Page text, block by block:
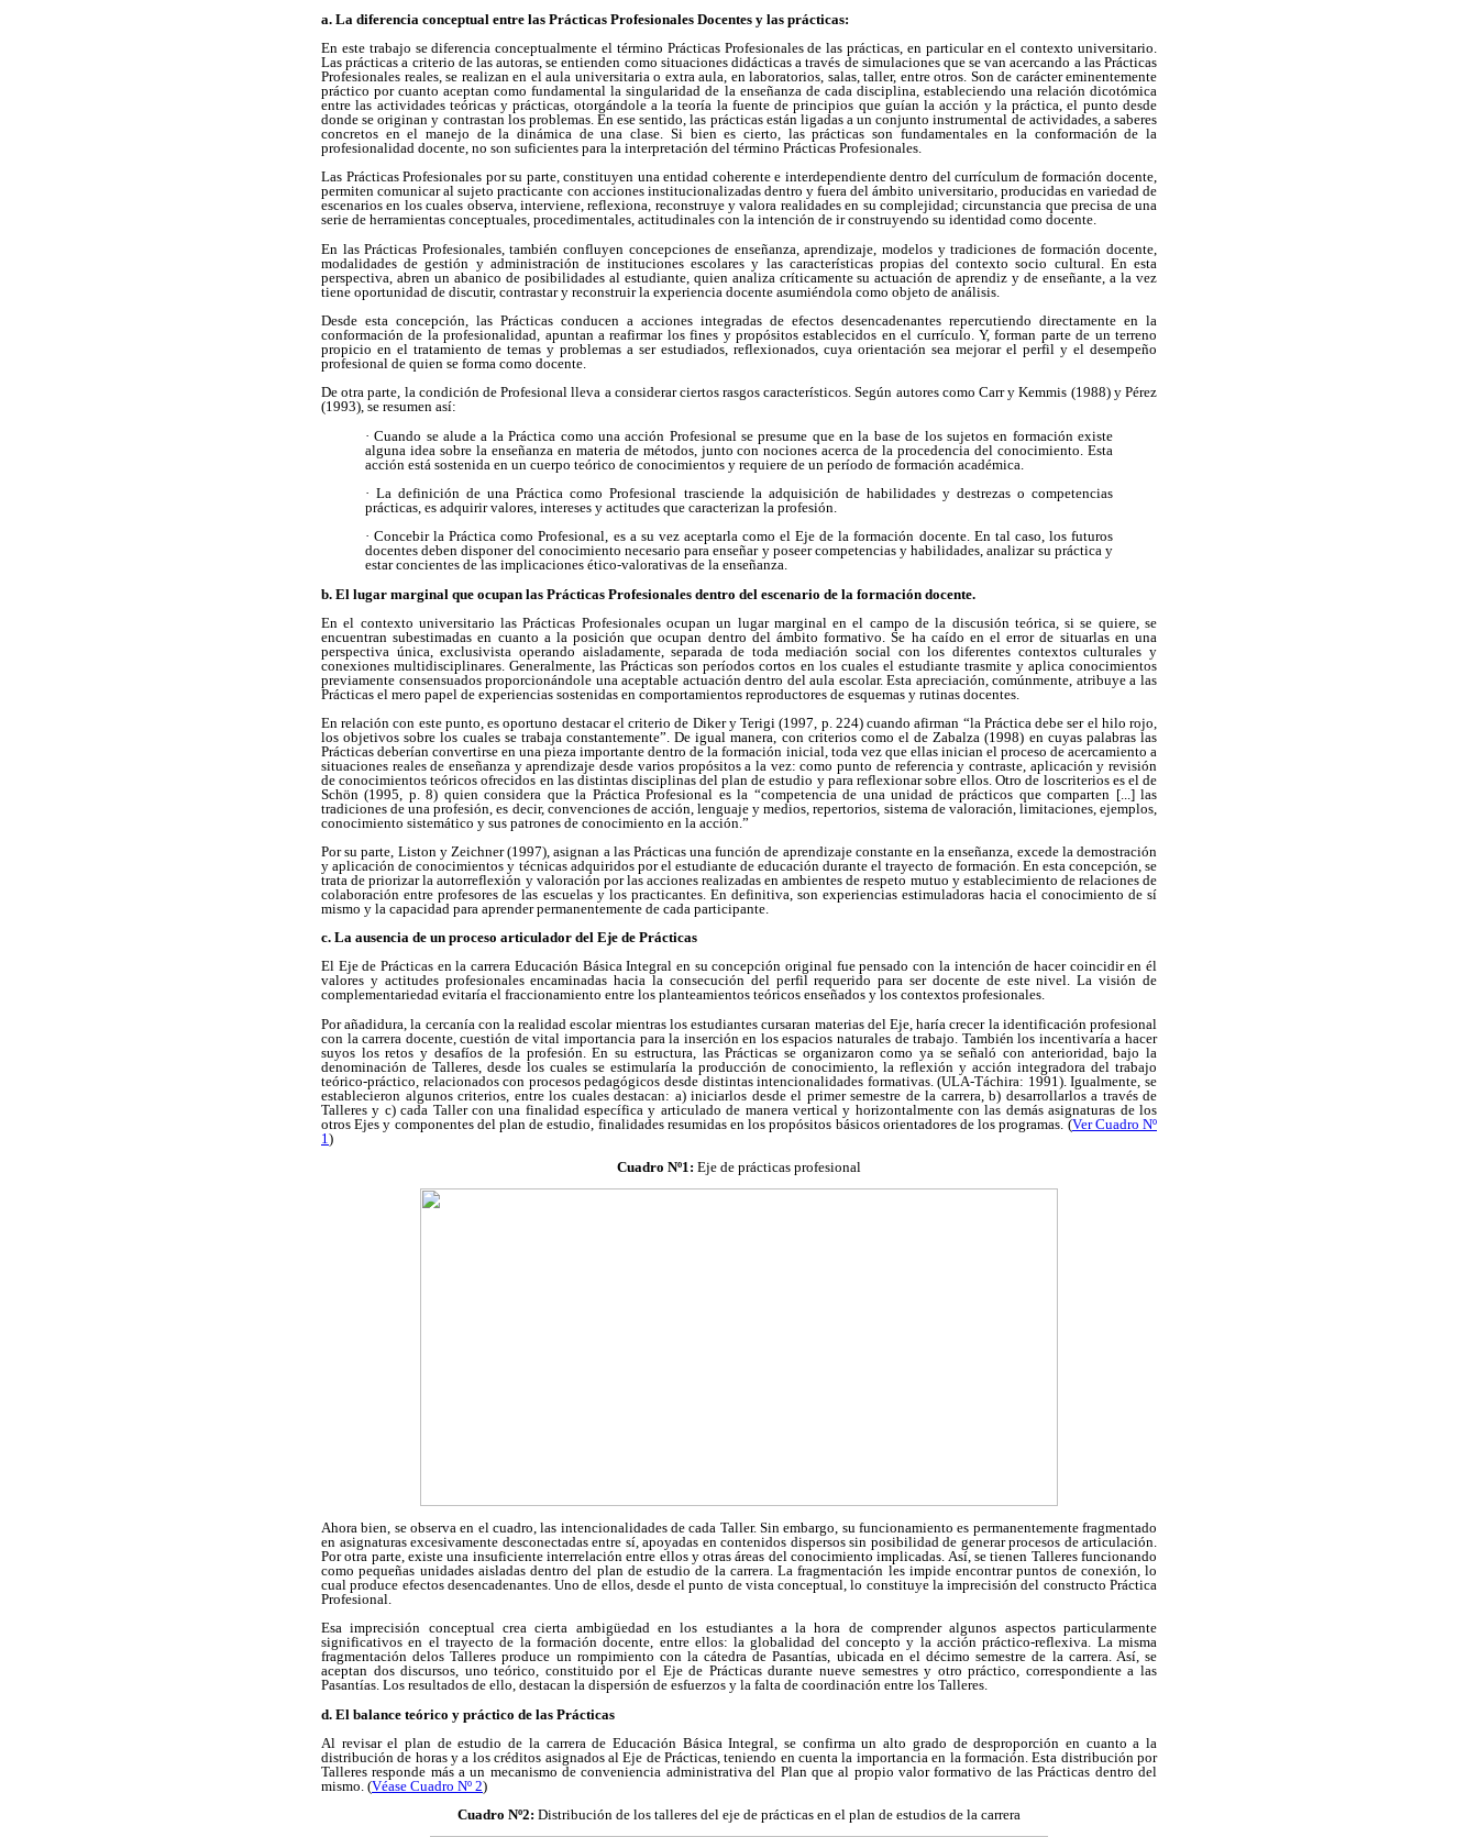
a. La diferencia conceptual entre las Prácticas Profesionales Docentes y las prácticas:
En este trabajo se diferencia conceptualmente el término Prácticas Profesionales de las prácticas, en particular en el contexto universitario.
Las prácticas a criterio de las autoras, se entienden como situaciones didácticas a través de simulaciones que se van acercando a las Prácticas
Profesionales reales, se realizan en el aula universitaria o extra aula, en laboratorios, salas, taller, entre otros. Son de carácter eminentemente
práctico por cuanto aceptan como fundamental la singularidad de la enseñanza de cada disciplina, estableciendo una relación dicotómica
entre las actividades teóricas y prácticas, otorgándole a la teoría la fuente de principios que guían la acción y la práctica, el punto desde
donde se originan y contrastan los problemas. En ese sentido, las prácticas están ligadas a un conjunto instrumental de actividades, a saberes
concretos en el manejo de la dinámica de una clase. Si bien es cierto, las prácticas son fundamentales en la conformación de la
profesionalidad docente, no son suficientes para la interpretación del término Prácticas Profesionales.
Las Prácticas Profesionales por su parte, constituyen una entidad coherente e interdependiente dentro del currículum de formación docente,
permiten comunicar al sujeto practicante con acciones institucionalizadas dentro y fuera del ámbito universitario, producidas en variedad de
escenarios en los cuales observa, interviene, reflexiona, reconstruye y valora realidades en su complejidad; circunstancia que precisa de una
serie de herramientas conceptuales, procedimentales, actitudinales con la intención de ir construyendo su identidad como docente.
En las Prácticas Profesionales, también confluyen concepciones de enseñanza, aprendizaje, modelos y tradiciones de formación docente,
modalidades de gestión y administración de instituciones escolares y las características propias del contexto socio cultural. En esta
perspectiva, abren un abanico de posibilidades al estudiante, quien analiza críticamente su actuación de aprendiz y de enseñante, a la vez
tiene oportunidad de discutir, contrastar y reconstruir la experiencia docente asumiéndola como objeto de análisis.
Desde esta concepción, las Prácticas conducen a acciones integradas de efectos desencadenantes repercutiendo directamente en la
conformación de la profesionalidad, apuntan a reafirmar los fines y propósitos establecidos en el currículo. Y, forman parte de un terreno
propicio en el tratamiento de temas y problemas a ser estudiados, reflexionados, cuya orientación sea mejorar el perfil y el desempeño
profesional de quien se forma como docente.
De otra parte, la condición de Profesional lleva a considerar ciertos rasgos característicos. Según autores como Carr y Kemmis (1988) y Pérez
(1993), se resumen así:
· Cuando se alude a la Práctica como una acción Profesional se presume que en la base de los sujetos en formación existe
alguna idea sobre la enseñanza en materia de métodos, junto con nociones acerca de la procedencia del conocimiento. Esta
acción está sostenida en un cuerpo teórico de conocimientos y requiere de un período de formación académica.
· La definición de una Práctica como Profesional trasciende la adquisición de habilidades y destrezas o competencias
prácticas, es adquirir valores, intereses y actitudes que caracterizan la profesión.
· Concebir la Práctica como Profesional, es a su vez aceptarla como el Eje de la formación docente. En tal caso, los futuros
docentes deben disponer del conocimiento necesario para enseñar y poseer competencias y habilidades, analizar su práctica y
estar concientes de las implicaciones ético-valorativas de la enseñanza.
b. El lugar marginal que ocupan las Prácticas Profesionales dentro del escenario de la formación docente.
En el contexto universitario las Prácticas Profesionales ocupan un lugar marginal en el campo de la discusión teórica, si se quiere, se
encuentran subestimadas en cuanto a la posición que ocupan dentro del ámbito formativo. Se ha caído en el error de situarlas en una
perspectiva única, exclusivista operando aisladamente, separada de toda mediación social con los diferentes contextos culturales y
conexiones multidisciplinares. Generalmente, las Prácticas son períodos cortos en los cuales el estudiante trasmite y aplica conocimientos
previamente consensuados proporcionándole una aceptable actuación dentro del aula escolar. Esta apreciación, comúnmente, atribuye a las
Prácticas el mero papel de experiencias sostenidas en comportamientos reproductores de esquemas y rutinas docentes.
En relación con este punto, es oportuno destacar el criterio de Diker y Terigi (1997, p. 224) cuando afirman “la Práctica debe ser el hilo rojo,
los objetivos sobre los cuales se trabaja constantemente”. De igual manera, con criterios como el de Zabalza (1998) en cuyas palabras las
Prácticas deberían convertirse en una pieza importante dentro de la formación inicial, toda vez que ellas inician el proceso de acercamiento a
situaciones reales de enseñanza y aprendizaje desde varios propósitos a la vez: como punto de referencia y contraste, aplicación y revisión
de conocimientos teóricos ofrecidos en las distintas disciplinas del plan de estudio y para reflexionar sobre ellos. Otro de loscriterios es el de
Schön (1995, p. 8) quien considera que la Práctica Profesional es la “competencia de una unidad de prácticos que comparten [...] las
tradiciones de una profesión, es decir, convenciones de acción, lenguaje y medios, repertorios, sistema de valoración, limitaciones, ejemplos,
conocimiento sistemático y sus patrones de conocimiento en la acción.”
Por su parte, Liston y Zeichner (1997), asignan a las Prácticas una función de aprendizaje constante en la enseñanza, excede la demostración
y aplicación de conocimientos y técnicas adquiridos por el estudiante de educación durante el trayecto de formación. En esta concepción, se
trata de priorizar la autorreflexión y valoración por las acciones realizadas en ambientes de respeto mutuo y establecimiento de relaciones de
colaboración entre profesores de las escuelas y los practicantes. En definitiva, son experiencias estimuladoras hacia el conocimiento de sí
mismo y la capacidad para aprender permanentemente de cada participante.
c. La ausencia de un proceso articulador del Eje de Prácticas
El Eje de Prácticas en la carrera Educación Básica Integral en su concepción original fue pensado con la intención de hacer coincidir en él
valores y actitudes profesionales encaminadas hacia la consecución del perfil requerido para ser docente de este nivel. La visión de
complementariedad evitaría el fraccionamiento entre los planteamientos teóricos enseñados y los contextos profesionales.
Por añadidura, la cercanía con la realidad escolar mientras los estudiantes cursaran materias del Eje, haría crecer la identificación profesional
con la carrera docente, cuestión de vital importancia para la inserción en los espacios naturales de trabajo. También los incentivaría a hacer
suyos los retos y desafíos de la profesión. En su estructura, las Prácticas se organizaron como ya se señaló con anterioridad, bajo la
denominación de Talleres, desde los cuales se estimularía la producción de conocimiento, la reflexión y acción integradora del trabajo
teórico-práctico, relacionados con procesos pedagógicos desde distintas intencionalidades formativas. (ULA-Táchira: 1991). Igualmente, se
establecieron algunos criterios, entre los cuales destacan: a) iniciarlos desde el primer semestre de la carrera, b) desarrollarlos a través de
Talleres y c) cada Taller con una finalidad específica y articulado de manera vertical y horizontalmente con las demás asignaturas de los
otros Ejes y componentes del plan de estudio, finalidades resumidas en los propósitos básicos orientadores de los programas. (Ver Cuadro Nº
1 )
Cuadro Nº1: Eje de prácticas profesional
Ahora bien, se observa en el cuadro, las intencionalidades de cada Taller. Sin embargo, su funcionamiento es permanentemente fragmentado
en asignaturas excesivamente desconectadas entre sí, apoyadas en contenidos dispersos sin posibilidad de generar procesos de articulación.
Por otra parte, existe una insuficiente interrelación entre ellos y otras áreas del conocimiento implicadas. Así, se tienen Talleres funcionando
como pequeñas unidades aisladas dentro del plan de estudio de la carrera. La fragmentación les impide encontrar puntos de conexión, lo
cual produce efectos desencadenantes. Uno de ellos, desde el punto de vista conceptual, lo constituye la imprecisión del constructo Práctica
Profesional.
Esa imprecisión conceptual crea cierta ambigüedad en los estudiantes a la hora de comprender algunos aspectos particularmente
significativos en el trayecto de la formación docente, entre ellos: la globalidad del concepto y la acción práctico-reflexiva. La misma
fragmentación delos Talleres produce un rompimiento con la cátedra de Pasantías, ubicada en el décimo semestre de la carrera. Así, se
aceptan dos discursos, uno teórico, constituido por el Eje de Prácticas durante nueve semestres y otro práctico, correspondiente a las
Pasantías. Los resultados de ello, destacan la dispersión de esfuerzos y la falta de coordinación entre los Talleres.
d. El balance teórico y práctico de las Prácticas
Al revisar el plan de estudio de la carrera de Educación Básica Integral, se confirma un alto grado de desproporción en cuanto a la
distribución de horas y a los créditos asignados al Eje de Prácticas, teniendo en cuenta la importancia en la formación. Esta distribución por
Talleres responde más a un mecanismo de conveniencia administrativa del Plan que al propio valor formativo de las Prácticas dentro del
mismo. (Véase Cuadro Nº 2)
Cuadro Nº2: Distribución de los talleres del eje de prácticas en el plan de estudios de la carrera